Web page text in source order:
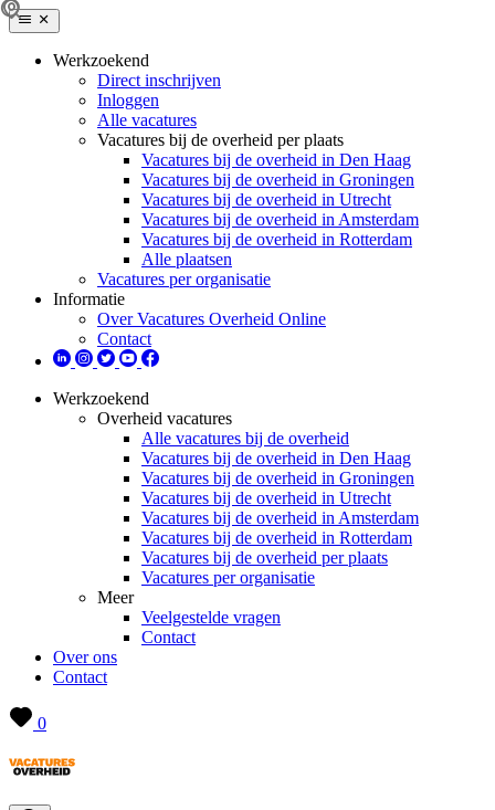
Werkzoekend
Direct inschrijven
Inloggen
Alle vacatures
Vacatures bij de overheid per plaats
Vacatures bij de overheid in Den Haag
Vacatures bij de overheid in Groningen
Vacatures bij de overheid in Utrecht
Vacatures bij de overheid in Amsterdam
Vacatures bij de overheid in Rotterdam
Alle plaatsen
Vacatures per organisatie
Informatie
Over Vacatures Overheid Online
Contact
Werkzoekend
Overheid vacatures
Alle vacatures bij de overheid
Vacatures bij de overheid in Den Haag
Vacatures bij de overheid in Groningen
Vacatures bij de overheid in Utrecht
Vacatures bij de overheid in Amsterdam
Vacatures bij de overheid in Rotterdam
Vacatures bij de overheid per plaats
Vacatures per organisatie
Meer
Veelgestelde vragen
Contact
Over ons
Contact
0